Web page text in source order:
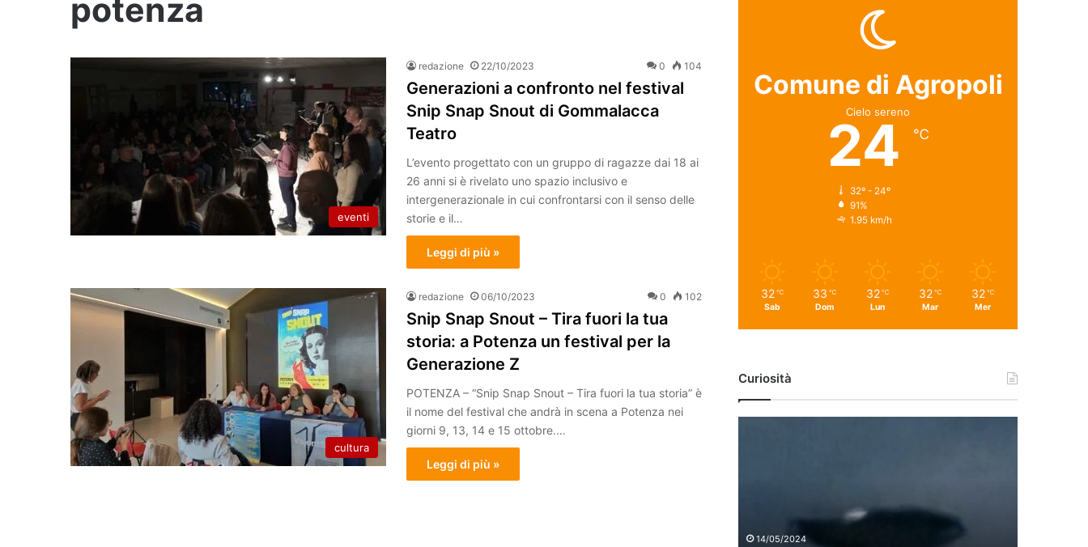
potenza
eventi
redazione 22/10/2023 0 104
Generazioni a confronto nel festival
Snip Snap Snout di Gommalacca
Teatro
L’evento progettato con un gruppo di ragazze dai 18 ai
26 anni si è rivelato uno spazio inclusivo e
intergenerazionale in cui confrontarsi con il senso delle
storie e il…
Leggi di più »
cultura
redazione 06/10/2023 0 102
Snip Snap Snout – Tira fuori la tua
storia: a Potenza un festival per la
Generazione Z
POTENZA – “Snip Snap Snout – Tira fuori la tua storia” è
il nome del festival che andrà in scena a Potenza nei
giorni 9, 13, 14 e 15 ottobre.…
Leggi di più »
Comune di Agropoli
Cielo sereno
24 ℃
32º - 24º
91%
1.95 km/h
32 ℃
Sab
33 ℃
Dom
32 ℃
Lun
32 ℃
Mar
32 ℃
Mer
Curiosità
14/05/2024